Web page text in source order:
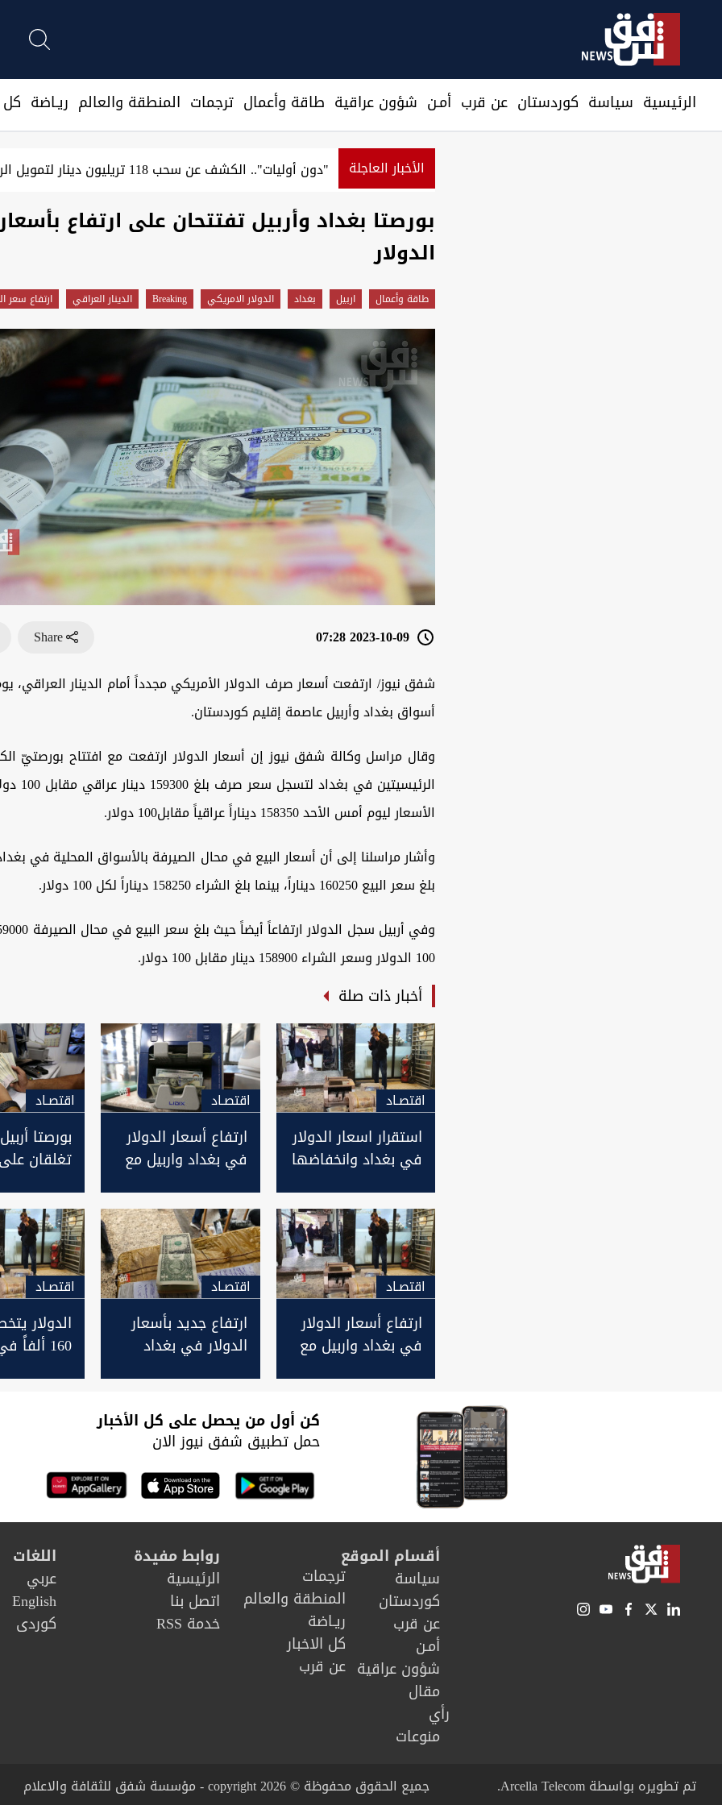
الرئيسية سیاسة كوردستان عن قرب أمـن شؤون عراقية طاقة وأعمال ترجمات المنطقة والعالم ريـاضة كل
الأخبار العاجلة "دون أوليات".. الكشف عن سحب 118 تريليون دينار لتمويل الرواتب والمشاريع
بورصتا بغداد وأربيل تفتتحان على ارتفاع
الدولار
طاقة وأعمال اربيل بغداد الدولار الامريكي Breaking الدينار العراقي ارتفاع سعر
2023-10-09 07:28
Share
شفق نيوز/ ارتفعت أسعار صرف الدولار الأمريكي مجدداً أمام الدينار العراقي،
أسواق بغداد وأربيل عاصمة إقليم كوردستان.
وقال مراسل وكالة شفق نيوز إن أسعار الدولار ارتفعت مع افتتاح بورصتيّ
الأسعار ليوم أمس الأحد 158350 ديناراً عراقياً مقابل100 دولار.
وأشار مراسلنا إلى أن أسعار البيع في محال الصيرفة بالأسواق المحلية في
بلغ سعر البيع 160250 ديناراً، بينما بلغ الشراء 158250 ديناراً لكل 100 دولار.
100 الدولار وسعر الشراء 158900 دينار مقابل 100 دولار.
أخبار ذات صلة
اقتصـاد
استقرار اسعار الدولار
في بغداد وانخفاضها
اقتصـاد
ارتفاع أسعار الدولار
في بغداد واربيل مع
اقتصـاد
بورصتا
تغلقان
اقتصـاد
ارتفاع أسعار الدولار
في بغداد واربيل مع
اقتصـاد
ارتفاع جديد بأسعار
الدولار في بغداد
اقتصـاد
الدولار
160
كن أول من يحصل على كل الأخبار
حمل تطبيق شفق نيوز الان
أقسام الموقع
سیاسة
كوردستان
عن قرب
أمـن
شؤون عراقية
مقال
رأي
منوعات
ترجمات
المنطقة والعالم
ريـاضة
كل الاخبار
عن قرب
روابط مفيدة
الرئيسية
اتصل بنا
خدمة RSS
اللغات
عربي
English
كوردى
تم تطويره بواسطة Arcella Telecom. جميع الحقوق محفوظة © copyright 2026 - مؤسسة شفق للثقافة والاعلام